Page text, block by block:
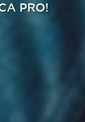
PRO!